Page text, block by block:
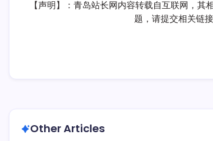
【声明】：青岛站长网内容转载自互联网，
题，请提交相关链
Other Articles